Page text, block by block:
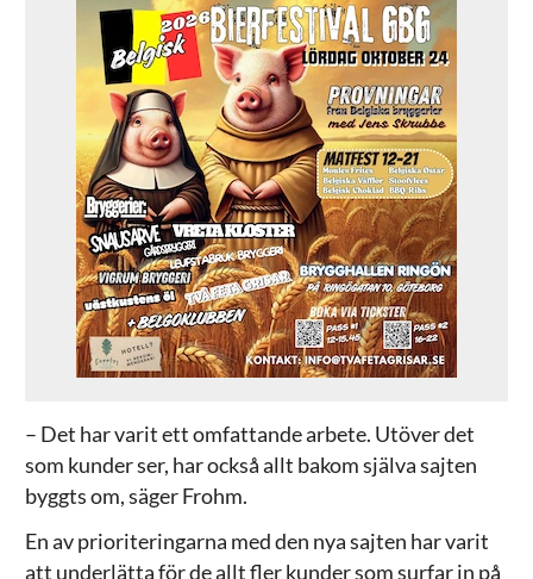
– Det har varit ett omfattande arbete. Utöver det
som kunder ser, har också allt bakom själva sajten
byggts om, säger Frohm.
En av prioriteringarna med den nya sajten har varit
att underlätta för de allt fler kunder som surfar in på